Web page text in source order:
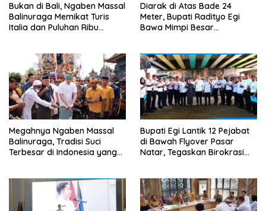
Bukan di Bali, Ngaben Massal
Balinuraga Memikat Turis
Italia dan Puluhan Ribu
Diarak di Atas Bade 24
Meter, Bupati Radityo Egi
Bawa Mimpi Besar
Megahnya Ngaben Massal
Balinuraga, Tradisi Suci
Terbesar di Indonesia yang
Bupati Egi Lantik 12 Pejabat
di Bawah Flyover Pasar
Natar, Tegaskan Birokrasi